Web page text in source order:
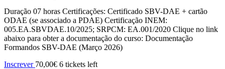
Duração 07 horas Certificações: Certificado SBV-DAE + cartão
ODAE (se associado a PDAE) Certificação INEM:
005.EA.SBVDAE.10/2025; SRPCM: EA.001/2020 Clique no link
abaixo para obter a documentação do curso: Documentação
Formandos SBV-DAE (Março 2026)
Inscrever 70,00€ 6 tickets left